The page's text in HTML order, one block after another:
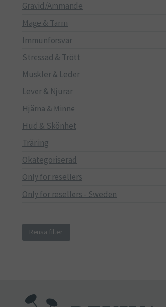
Gravid/Ammande
Mage & Tarm
Immunförsvar
Stressad & Trött
Muskler & Leder
Lever & Njurar
Hjärna & Minne
Hud & Skönhet
Träning
Okategoriserad
Only for resellers
Only for resellers - Sweden
Rensa filter